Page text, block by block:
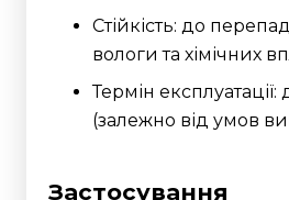
Стійкість: до
вологи та хімічних
Термін експлуатації:
(залежно від умов
Застосування